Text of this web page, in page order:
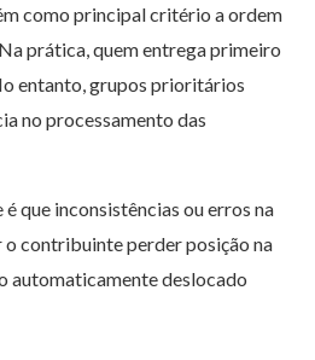
como principal critério a ordem
prática, quem entrega primeiro
entanto, grupos prioritários
no processamento das
que inconsistências ou erros na
contribuinte perder posição na
automaticamente deslocado